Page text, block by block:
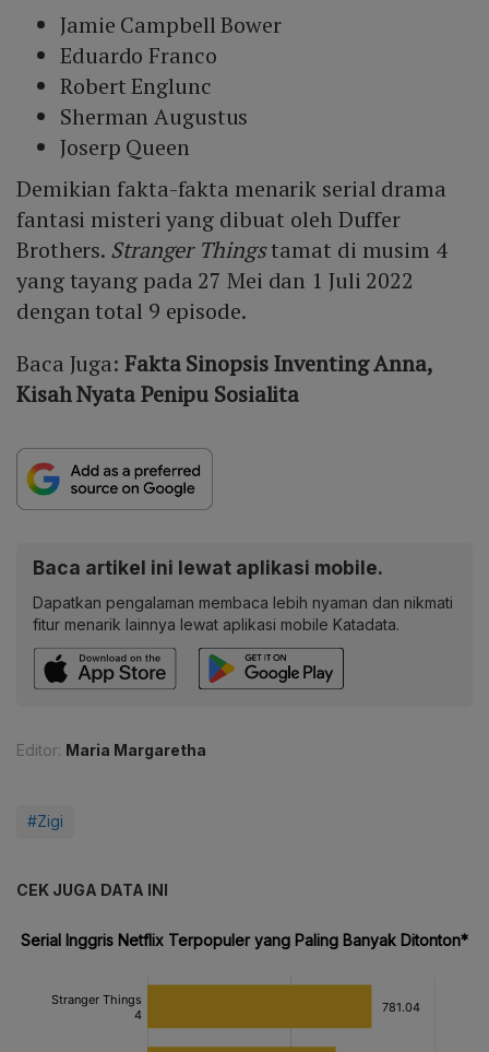
Jamie Campbell Bower
Eduardo Franco
Robert Englunc
Sherman Augustus
Joserp Queen
Demikian fakta-fakta menarik serial drama
fantasi misteri yang dibuat oleh Duffer
Brothers. Stranger Thingstamat di musim 4
yang tayang pada 27 Mei dan 1 Juli 2022
dengan total 9 episode.
Baca Juga: Fakta Sinopsis Inventing Anna,
Kisah Nyata Penipu Sosialita
Baca artikel ini lewat aplikasi mobile.
Dapatkan pengalaman membaca lebih nyaman dan nikmati
fitur menarik lainnya lewat aplikasi mobile Katadata.
Editor: Maria Margaretha
#Zigi
CEK JUGA DATA INI